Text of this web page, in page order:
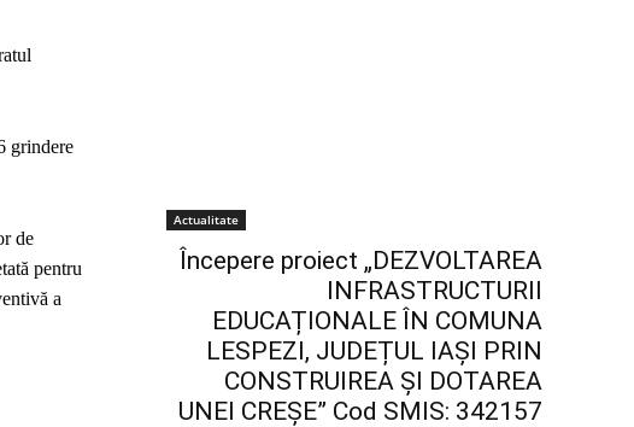
grindere
de
pentru
a
Actualitate
Începere proiect „DEZVOLTAREA
INFRASTRUCTURII
EDUCAȚIONALE ÎN COMUNA
LESPEZI, JUDEȚUL IAȘI PRIN
CONSTRUIREA ȘI DOTAREA
UNEI CREȘE” Cod SMIS: 342157